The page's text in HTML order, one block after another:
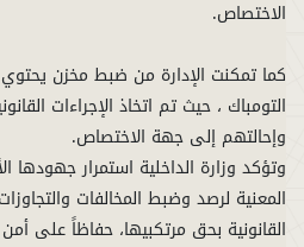
كما تمكنت الإدارة من ضبط مخزن
التومباك ، حيث تم اتخاذ الإجراءات
وتؤكد وزارة الداخلية استمرار جهودها
المعنية لرصد وضبط المخالفات
القانونية بحق مرتكبيها، حفاظاً على